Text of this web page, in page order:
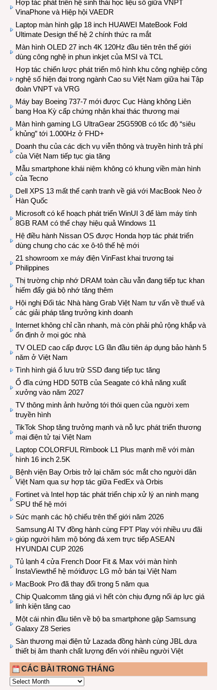
Hợp tác phát triển hệ sinh thái học liệu số giữa VNPT
VinaPhone và Hiệp hội VAEDR
Laptop màn hình gập 18 inch HUAWEI MateBook Fold
Ultimate Design thế hệ 2 chính thức ra mắt
Màn hình OLED 27 inch 4K 120Hz đầu tiên trên thế giới
dùng công nghệ in phun inkjet của MSI và TCL
Hợp tác chiến lược phát triển mô hình khu công nghiệp công
nghệ số hiện đại trong ngành Cao su Việt Nam giữa hai Tập
đoàn VNPT và VRG
Máy bay Boeing 737-7 mới được Cục Hàng không Liên
bang Hoa Kỳ cấp chứng nhận khai thác thương mại
Màn hình gaming LG UltraGear 25G590B có tốc độ “siêu
khủng” tới 1.000Hz ở FHD+
Doanh thu của các dịch vụ viễn thông và truyền hình trả phí
của Việt Nam tiếp tục gia tăng
Mẫu smartphone khái niệm không có khung viền màn hình
của Tecno
Dell XPS 13 mất thế cạnh tranh về giá với MacBook Neo ở
Hàn Quốc
Microsoft có kế hoạch phát triển WinUI 3 để làm máy tính
8GB RAM có thể chạy hiệu quả Windows 11
Hệ điều hành Nissan OS được Honda hợp tác phát triển
dùng chung cho các xe ô-tô thế hệ mới
21 showroom xe máy điện VinFast khai trương tại
Philippines
Thị trường chip nhớ DRAM toàn cầu vẫn đang tiếp tục khan
hiếm đẩy giá bộ nhớ tăng thêm
Hội nghị Đối tác Nhà hàng Grab Việt Nam tư vấn về thuế và
các giải pháp tăng trưởng kinh doanh
Internet không chỉ cần nhanh, mà còn phải phủ rộng khắp và
ổn định ở mọi góc nhà
TV OLED cao cấp được LG lần đầu tiên áp dụng bảo hành 5
năm ở Việt Nam
Tình hình giá ổ lưu trữ SSD đang tiếp tục tăng
Ổ đĩa cứng HDD 50TB của Seagate có khả năng xuất
xưởng vào năm 2027
TV thông minh ảnh hưởng tới thói quen của người xem
truyền hình
TikTok Shop tăng trưởng mạnh và nỗ lực phát triển thương
mại điện tử tại Việt Nam
Laptop COLORFUL Rimbook L1 Plus mạnh mẽ với màn
hình 16 inch 2.5K
Bệnh viện Bay Orbis trở lại chăm sóc mắt cho người dân
Việt Nam qua sự hợp tác giữa FedEx và Orbis
Fortinet và Intel hợp tác phát triển chip xử lý an ninh mạng
SPU thế hệ mới
Sức mạnh các hộ chiếu trên thế giới năm 2026
Samsung AI TV đồng hành cùng FPT Play với nhiều ưu đãi
giúp người hâm mộ bóng đá xem trực tiếp ASEAN
HYUNDAI CUP 2026
Tủ lạnh 4 cửa French Door Fit & Max với màn hình
InstaViewthế hệ mớiđược LG mở bán tại Việt Nam
MacBook Pro đã thay đổi trong 5 năm qua
Chip Qualcomm tăng giá vì hết còn chịu đựng nổi áp lực giá
linh kiện tăng cao
Một cái nhìn đầu tiên về bộ ba smartphone gập Samsung
Galaxy Z8 Series
Sàn thương mại điện tử Lazada đồng hành cùng JBL dưa
thiết bị âm thanh chất lượng đến với nhiều người Việt
CÁC BÀI TRONG THÁNG
CÁC